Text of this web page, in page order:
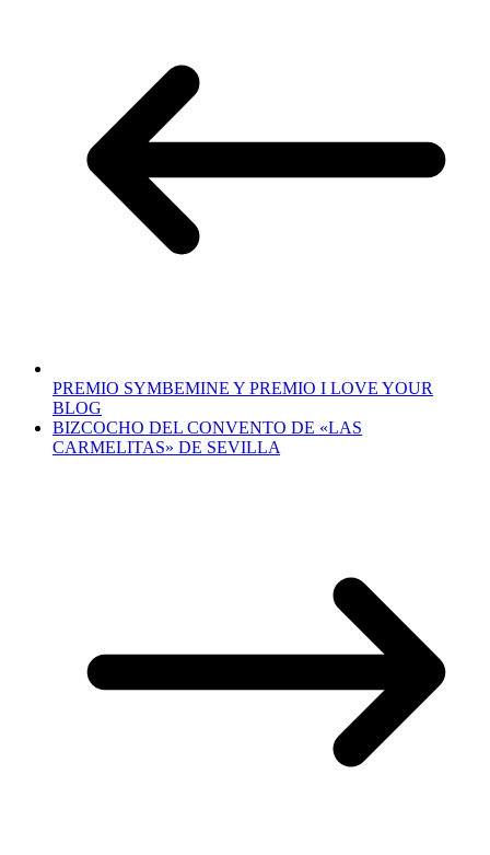
PREMIO SYMBEMINE Y PREMIO I LOVE YOUR
BLOG
BIZCOCHO DEL CONVENTO DE «LAS
CARMELITAS» DE SEVILLA